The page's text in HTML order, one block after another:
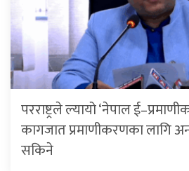
परराष्ट्रले ल्यायो ‘नेपाल
कागजात प्रमाणीकरणका लागि
सकिने